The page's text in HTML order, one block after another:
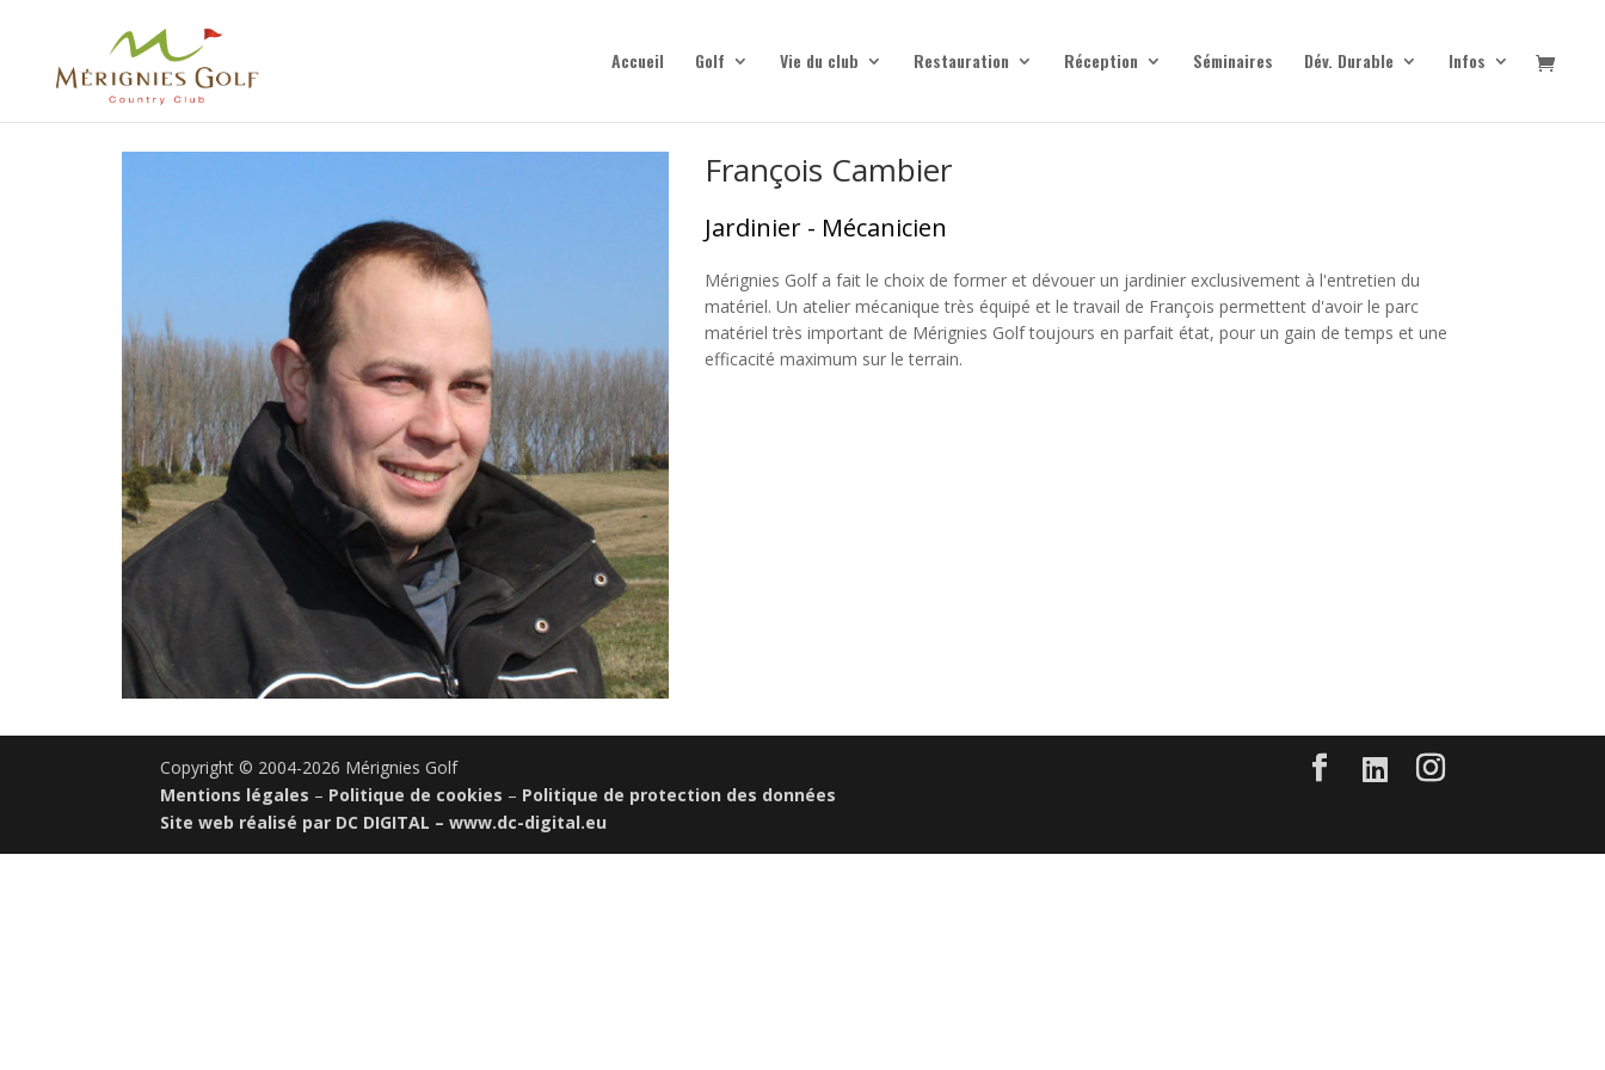
Accueil Golf Vie du club Restauration Réception Séminaires Dév. Durable Infos
François Cambier
Jardinier - Mécanicien
Mérignies Golf a fait le choix de former et dévouer un jardinier exclusivement à l'entretien du
matériel. Un atelier mécanique très équipé et le travail de François permettent d'avoir le parc
matériel très important de Mérignies Golf toujours en parfait état, pour un gain de temps et une
efficacité maximum sur le terrain.
Copyright © 2004-2026 Mérignies Golf
Mentions légales – Politique de cookies – Politique de protection des données
Site web réalisé par DC DIGITAL –www.dc-digital.eu